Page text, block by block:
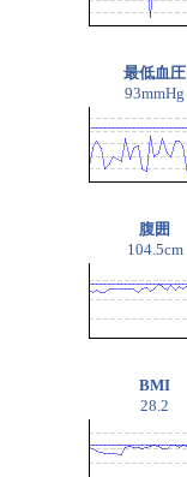
最低血圧
93mmHg
腹囲
104.5cm
BMI
28.2